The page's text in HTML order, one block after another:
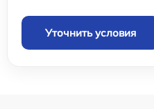
Уточнить условия